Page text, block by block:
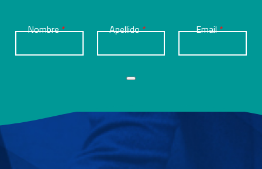
Nombre Apellido Email